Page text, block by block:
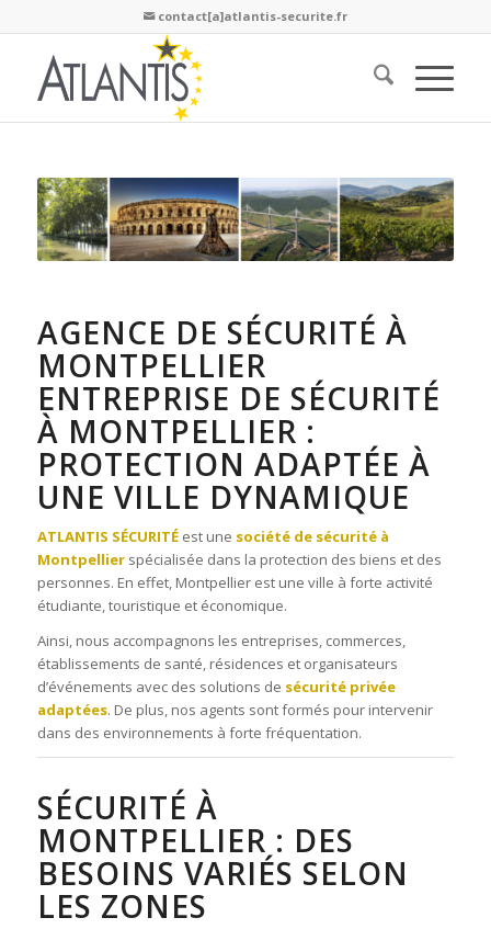
contact[a]atlantis-securite.fr
AGENCE DE SÉCURITÉ À
MONTPELLIER
ENTREPRISE DE SÉCURITÉ
À MONTPELLIER :
PROTECTION ADAPTÉE À
UNE VILLE DYNAMIQUE
ATLANTIS SÉCURITÉest une société de sécurité à
Montpellierspécialisée dans la protection des biens et des
personnes. En effet, Montpellier est une ville à forte activité
étudiante, touristique et économique.
Ainsi, nous accompagnons les entreprises, commerces,
établissements de santé, résidences et organisateurs
d’événements avec des solutions de sécurité privée
adaptées. De plus, nos agents sont formés pour intervenir
dans des environnements à forte fréquentation.
SÉCURITÉ À
MONTPELLIER : DES
BESOINS VARIÉS SELON
LES ZONES